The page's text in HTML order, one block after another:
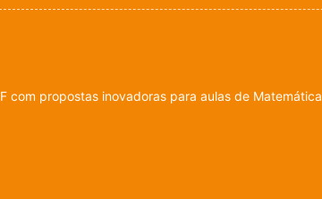
com propostas inovadoras para aulas de Matemática